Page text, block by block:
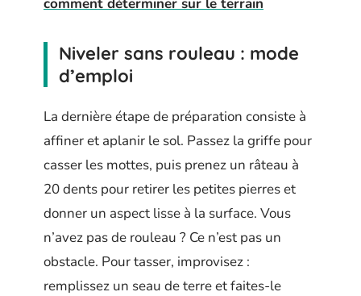
Niveler sans rouleau : mode
d’emploi
La dernière étape de préparation consiste à
affiner et aplanir le sol. Passez la griffe pour
casser les mottes, puis prenez un râteau à
20 dents pour retirer les petites pierres et
donner un aspect lisse à la surface. Vous
n’avez pas de rouleau ? Ce n’est pas un
obstacle. Pour tasser, improvisez :
remplissez un seau de terre et faites-le